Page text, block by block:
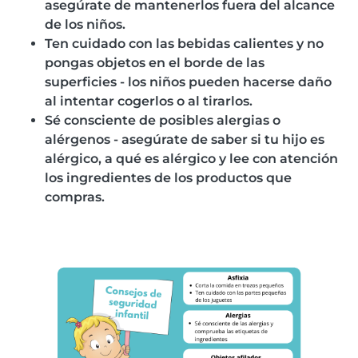
asegúrate de mantenerlos fuera del alcance
de los niños.
Ten cuidado con las bebidas calientes y no
pongas objetos en el borde de las
superficies - los niños pueden hacerse daño
al intentar cogerlos o al tirarlos.
Sé consciente de posibles alergias o
alérgenos - asegúrate de saber si tu hijo es
alérgico, a qué es alérgico y lee con atención
los ingredientes de los productos que
compras.